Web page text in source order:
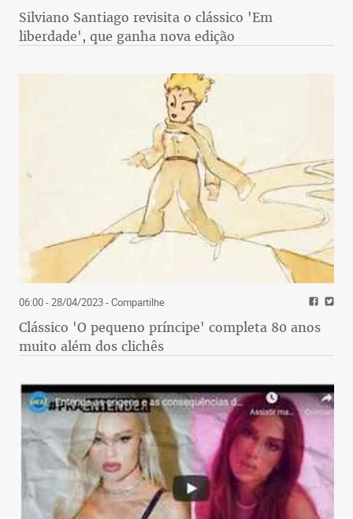
Silviano Santiago revisita o clássico 'Em
liberdade', que ganha nova edição
06:00 - 28/04/2023- Compartilhe
Clássico 'O pequeno príncipe' completa 80 anos
muito além dos clichês